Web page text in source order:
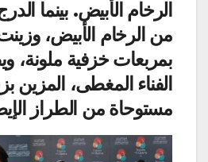
الرخام الأبيض. بينما
من الرخام الأبيض،
بمربعات خزفية ملونة،
الفناء المغطى، المزين
مستوحاة من الطراز